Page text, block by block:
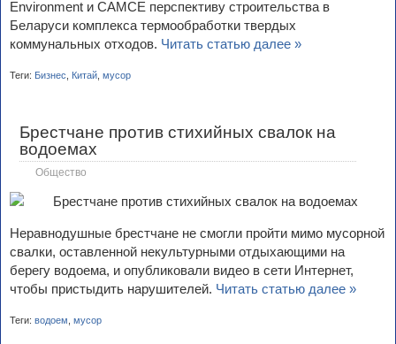
Environment и CAMCE перспективу строительства в
Беларуси комплекса термообработки твердых
коммунальных отходов. Читать статью далее »
Теги: Бизнес Китай мусор
Брестчане против стихийных свалок на
водоемах
Общество
Неравнодушные брестчане не смогли пройти мимо мусорной
свалки, оставленной некультурными отдыхающими на
берегу водоема, и опубликовали видео в сети Интернет,
чтобы пристыдить нарушителей. Читать статью далее »
Теги: водоем мусор